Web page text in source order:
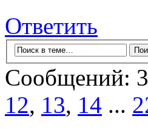
Ответить
Сообщений:
12, 13, 14 ...